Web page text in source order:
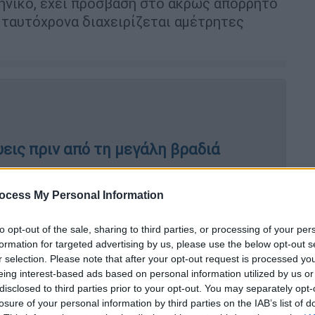
My Personal Information
opt-out of the sale, sharing to third parties, or processing of your
for targeted advertising by us, please use the below opt-out
selection. Please note that after your opt-out request is processed
interest-based ads based on personal information utilized by us
to third parties prior to your opt-out. You may separately
of your personal information by third parties on the IAB’s list of
διαχειρίζεται αμέτρητες
πριν από τη μεγάλη βραδιά
ανθρώπους στο Χόλιγουντ–
για μια σύντομη κουβέντα πριν από την
Hollywood Loews, δίπλα στο θέατρο. «Τι
λέει γελώντας. «Ειλικρινά,